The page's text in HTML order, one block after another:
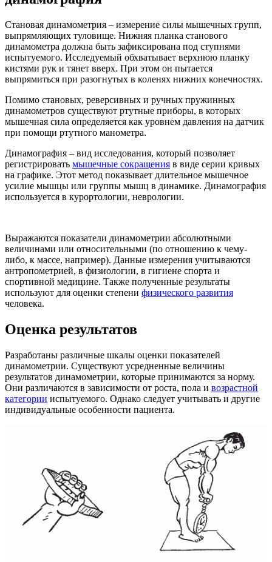
Становая динамометрия – измерение силы мышечных групп,
выпрямляющих туловище. Нижняя планка станового
динамометра должна быть зафиксирована под ступнями
испытуемого. Исследуемый обхватывает верхнюю планку
кистями рук и тянет вверх. При этом он пытается
выпрямиться при разогнутых в коленях нижних конечностях.
Помимо становых, реверсивных и ручных пружинных
динамометров существуют ртутные приборы, в которых
мышечная сила определяется как уровнем давления на датчик
при помощи ртутного манометра.
Динамография – вид исследования, который позволяет
регистрировать мышечные сокращения в виде серии кривых
на графике. Этот метод показывает длительное мышечное
усилие мышцы или группы мышц в динамике. Динамография
используется в курортологии, неврологии.
Выражаются показатели динамометрии абсолютными
величинами или относительными (по отношению к чему-
либо, к массе, например). Данные измерения учитываются
антропометрией, в физиологии, в гигиене спорта и
спортивной медицине. Также полученные результаты
используют для оценки степени физического развития
человека.
Оценка результатов
Разработаны различные шкалы оценки показателей
динамометрии. Существуют усредненные величины
результатов динамометрии, которые принимаются за норму.
Они различаются в зависимости от роста, пола и возрастной
категории испытуемого. Однако следует учитывать и другие
индивидуальные особенности пациента.